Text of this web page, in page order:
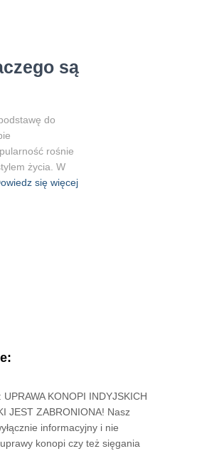
są
do
rośnie
życia. W
się więcej
KONOPI INDYJSKICH
JEST ZABRONIONA! Nasz
informacyjny i nie
konopi czy też sięgania